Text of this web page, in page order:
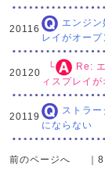
20116
エンジ
レイがオープ
20120
└
Re:
ィスプレイが
20119
ストラ
にならない
前のページへ 8